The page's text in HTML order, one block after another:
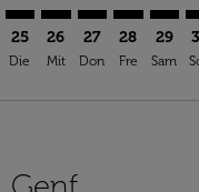
25
Die
26
Mit
27
Don
28
Fre
29
Sam